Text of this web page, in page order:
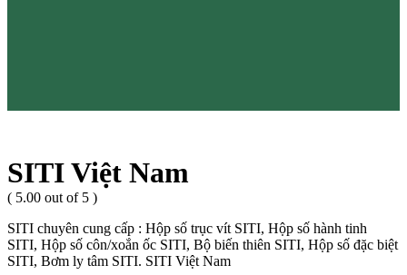
SITI Việt Nam
( 5.00 out of 5 )
SITI chuyên cung cấp : Hộp số trục vít SITI, Hộp số hành tinh
SITI, Hộp số côn/xoắn ốc SITI, Bộ biến thiên SITI, Hộp số đặc biệt
SITI, Bơm ly tâm SITI. SITI Việt Nam